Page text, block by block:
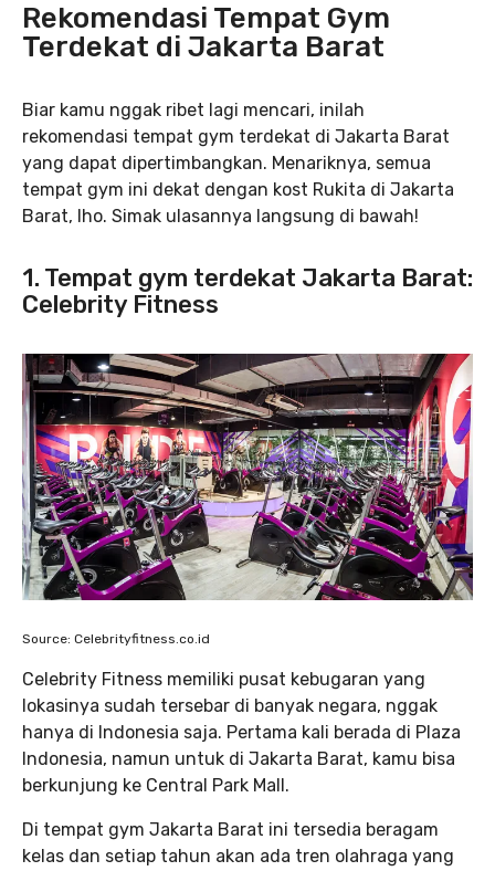
Rekomendasi Tempat Gym
Terdekat di Jakarta Barat
Biar kamu nggak ribet lagi mencari, inilah
rekomendasi tempat gym terdekat di Jakarta Barat
yang dapat dipertimbangkan. Menariknya, semua
tempat gym ini dekat dengan kost Rukita di Jakarta
Barat, lho. Simak ulasannya langsung di bawah!
1. Tempat gym terdekat Jakarta Barat:
Celebrity Fitness
Source: Celebrityfitness.co.id
Celebrity Fitness memiliki pusat kebugaran yang
lokasinya sudah tersebar di banyak negara, nggak
hanya di Indonesia saja. Pertama kali berada di Plaza
Indonesia, namun untuk di Jakarta Barat, kamu bisa
berkunjung ke Central Park Mall.
Di tempat gym Jakarta Barat ini tersedia beragam
kelas dan setiap tahun akan ada tren olahraga yang